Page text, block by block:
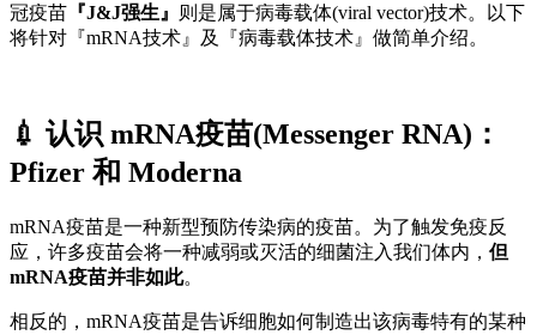
冠疫苗 『J&J强生』
则是属于病毒载体(viral vector)技术。以下
将针对『mRNA技术』及『病毒载体技术』做简单介绍。
💉 认识 mRNA疫苗(Messenger RNA)：
Pfizer 和 Moderna
mRNA疫苗是一种新型预防传染病的疫苗。为了触发免疫反
应，许多疫苗会将一种减弱或灭活的细菌注入我们体内， 但
mRNA疫苗并非如此。
相反的，mRNA疫苗是告诉细胞如何制造出该病毒特有的某种